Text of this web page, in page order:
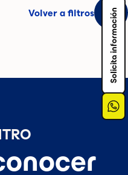
Volver a filtros Solicita información